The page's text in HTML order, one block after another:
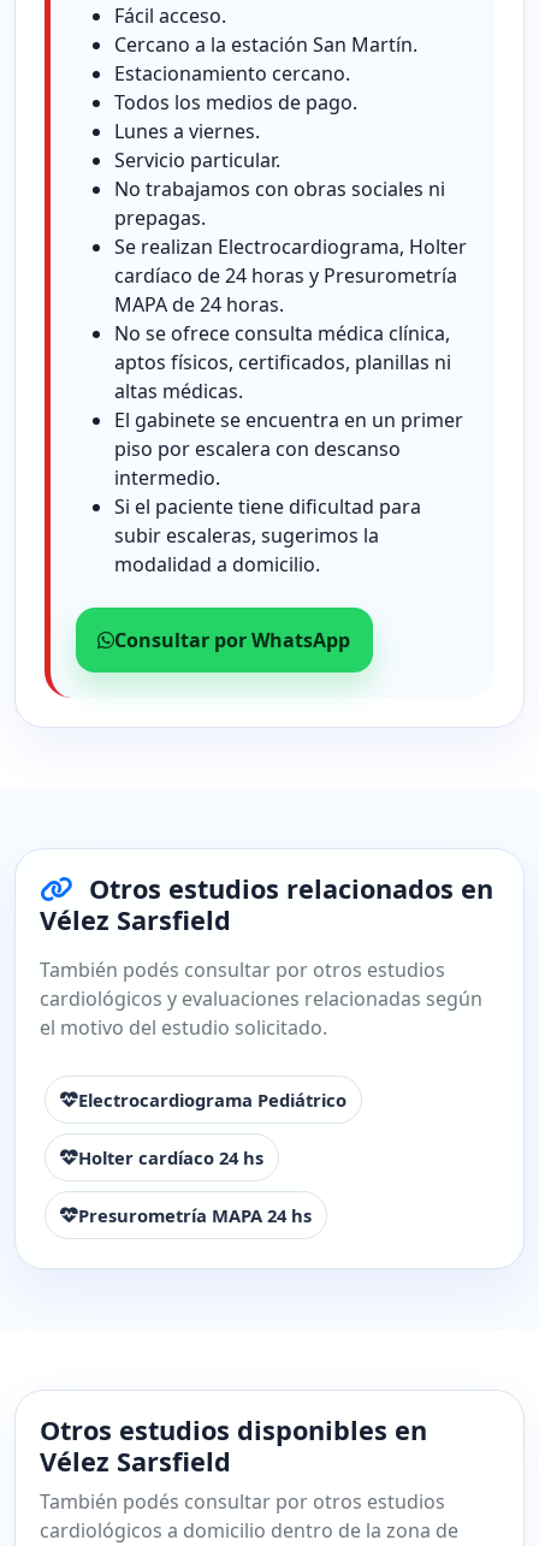
Fácil acceso.
Cercano a la estación San Martín.
Estacionamiento cercano.
Todos los medios de pago.
Lunes a viernes.
Servicio particular.
No trabajamos con obras sociales ni
prepagas.
Se realizan Electrocardiograma, Holter
cardíaco de 24 horas y Presurometría
MAPA de 24 horas.
No se ofrece consulta médica clínica,
aptos físicos, certificados, planillas ni
altas médicas.
El gabinete se encuentra en un primer
piso por escalera con descanso
intermedio.
Si el paciente tiene dificultad para
subir escaleras, sugerimos la
modalidad a domicilio.
Consultar por WhatsApp
Otros estudios relacionados en
Vélez Sarsfield
También podés consultar por otros estudios
cardiológicos y evaluaciones relacionadas según
el motivo del estudio solicitado.
Electrocardiograma Pediátrico
Holter cardíaco 24 hs
Presurometría MAPA 24 hs
Otros estudios disponibles en
Vélez Sarsfield
También podés consultar por otros estudios
cardiológicos a domicilio dentro de la zona de